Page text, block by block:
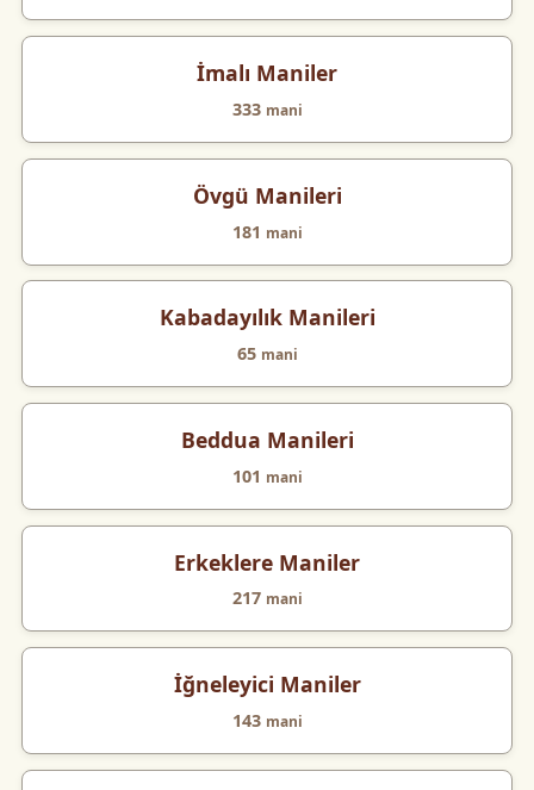
İmalı Maniler
333 mani
Övgü Manileri
181 mani
Kabadayılık Manileri
65 mani
Beddua Manileri
101 mani
Erkeklere Maniler
217 mani
İğneleyici Maniler
143 mani